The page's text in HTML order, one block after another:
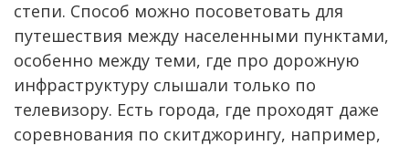
степи. Способ можно посоветовать для
путешествия между населенными пунктами,
особенно между теми, где про дорожную
инфраструктуру слышали только по
телевизору. Есть города, где проходят даже
соревнования по скитджорингу, например,